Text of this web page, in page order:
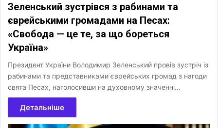
Зеленський зустрівся з рабинами та
єврейськими громадами на Песах:
«Свобода — це те, за що бореться
Україна»
Президент України Володимир Зеленський провів зустріч із
рабинами та представниками єврейських громад з нагоди
свята Песах, наголосивши на духовному значенні…
Детальніше